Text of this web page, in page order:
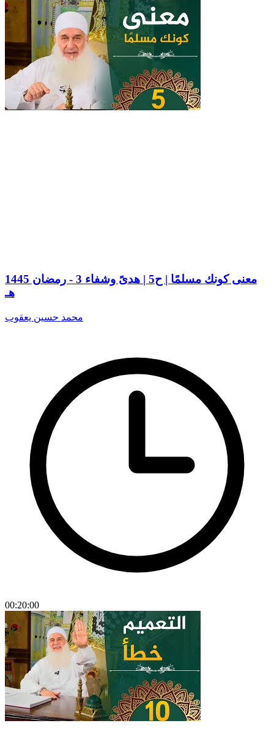
معنى كونك مسلمًا | ح5 | هدىً وشفاء 3 - رمضان 1445
هـ
محمد حسين يعقوب
00:20:00